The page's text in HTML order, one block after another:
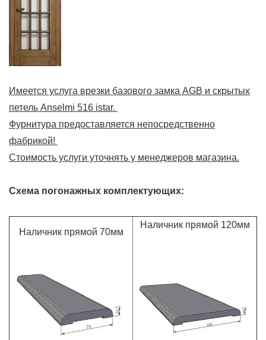
Имеется услуга врезки базового замка AGB и скрытых
петель Anselmi 516 istar.
Фурнитура предоставляется непосредственно
фабрикой!
Стоимость услуги уточнять у менеджеров магазина.
Схема погонажных комплектующих:
Наличник прямой 70мм
Наличник прямой 120мм